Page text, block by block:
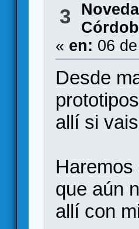
3
« en: 06
Desde
allí si
que aún
allí con